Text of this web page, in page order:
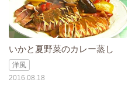
いかと夏野菜のカレー蒸し
洋風
2016.08.18